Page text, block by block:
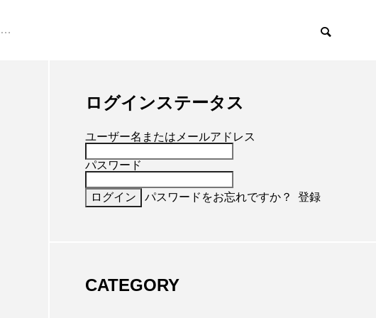
ログインステータス
ユーザー名またはメールアドレス
パスワード
パスワードをお忘れですか？ 登録
CATEGORY